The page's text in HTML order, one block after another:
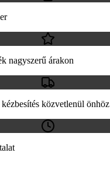
nagyszerű árakon
közvetlenül önhöz